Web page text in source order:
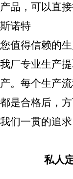
产品，可以直接
斯诺特
您值得信赖的
我厂专业生产
产。每个生产
都是合格后，
我们一贯的追求
私人